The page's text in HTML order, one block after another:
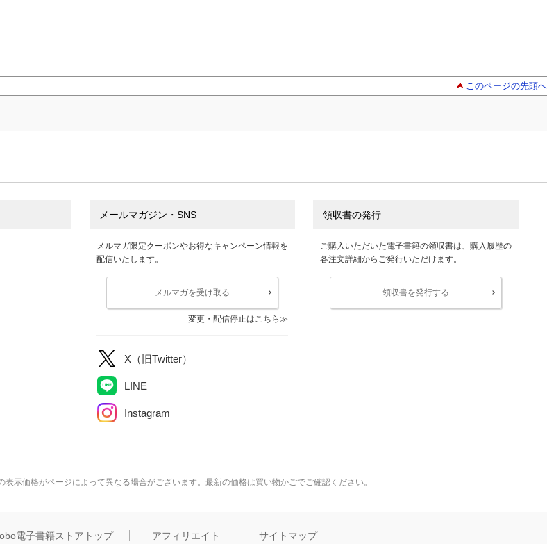
このページの先頭へ
メールマガジン・SNS
メルマガ限定クーポンやお得なキャンペーン情報を
配信いたします。
メルマガを受け取る
変更・配信停止はこちら
X（旧Twitter）
LINE
Instagram
領収書の発行
ご購入いただいた電子書籍の領収書は、購入履歴の
各注文詳細からご発行いただけます。
領収書を発行する
示価格がページによって異なる場合がございます。最新の価格は買い物かごでご確認ください。
電子書籍ストアトップ アフィリエイト サイトマップ